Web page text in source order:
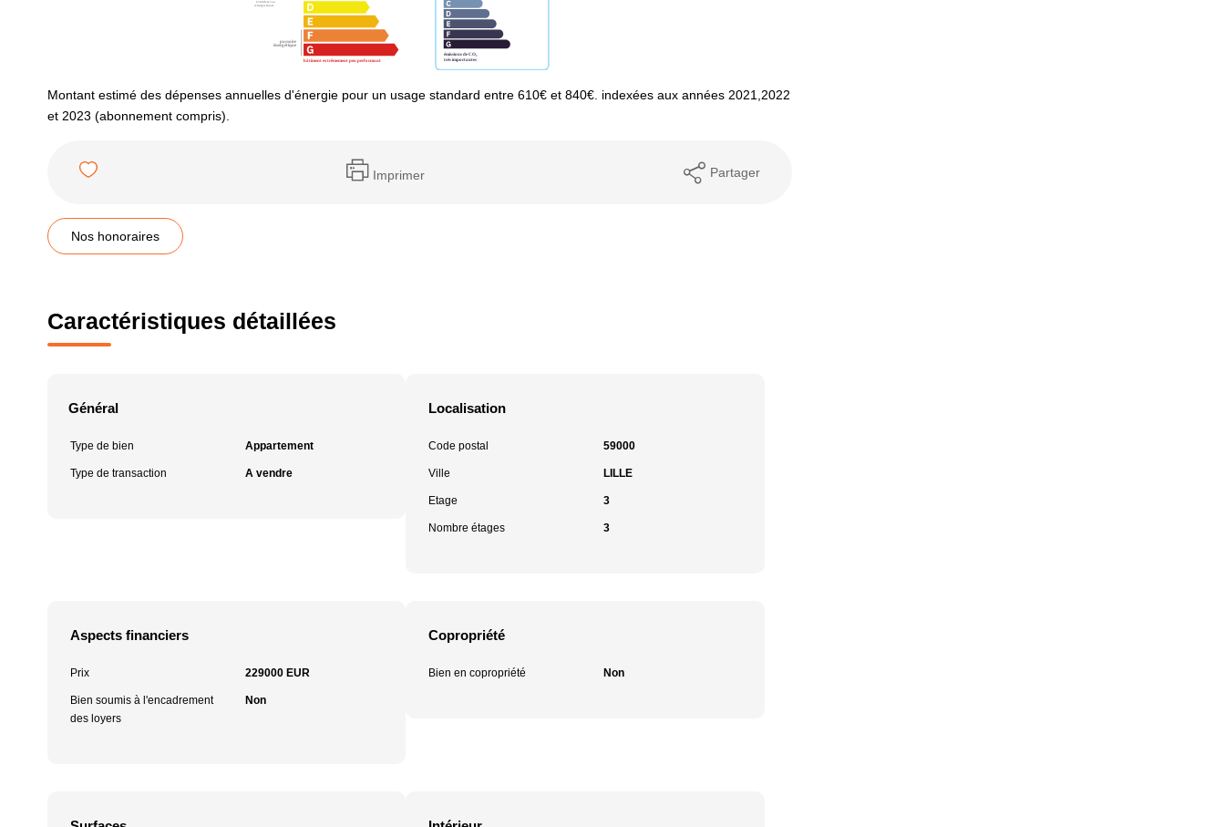
Montant estimé des dépenses annuelles d'énergie pour un usage standard entre 610€ et 840€. indexées aux années 2021,2022
et 2023 (abonnement compris).
Imprimer Partager
Nos honoraires
Caractéristiques détaillées
Général
Type de bien Appartement
Type de transaction A vendre
Localisation
Code postal 59000
Ville LILLE
Etage 3
Nombre étages 3
Aspects financiers
Prix 229000 EUR
Bien soumis à l'encadrement
des loyers
Non
Copropriété
Bien en copropriété Non